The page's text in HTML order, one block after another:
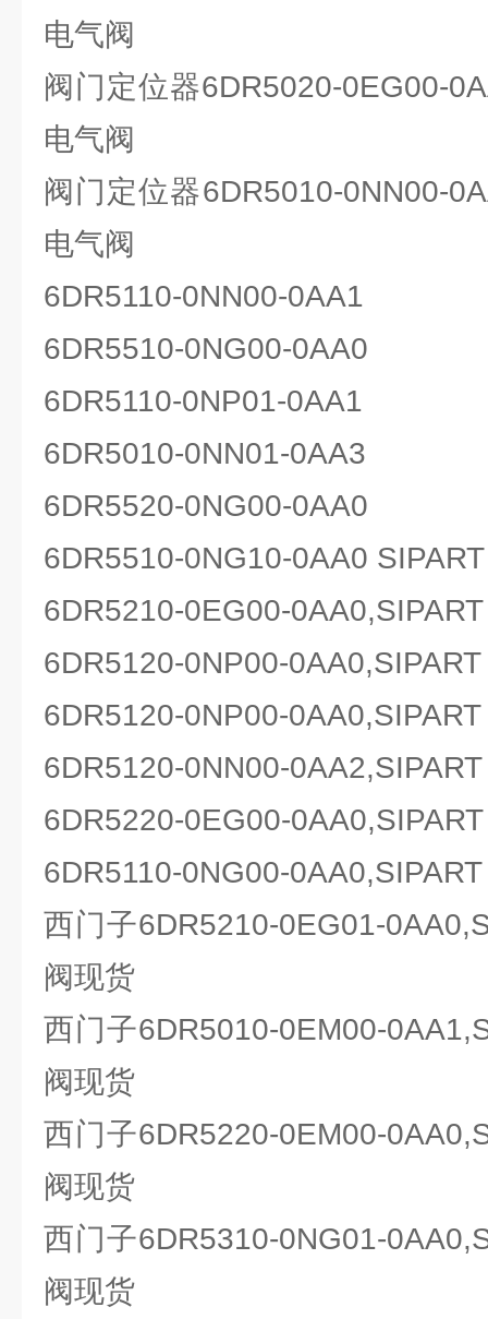
电气阀
阀门定位器6DR5020-0EG00-
电气阀
阀门定位器6DR5010-0NN00-
电气阀
6DR5110-0NN00-0AA1
6DR5510-0NG00-0AA0
6DR5110-0NP01-0AA1
6DR5010-0NN01-0AA3
6DR5520-0NG00-0AA0
6DR5510-0NG10-0AA0
6DR5210-0EG00-
6DR5120-0NP00-
6DR5120-0NP00-
6DR5120-0NN00-
6DR5220-0EG00-
6DR5110-0NG00-
西门子6DR5210-0EG01-
阀现货
西门子6DR5010-0EM00-
阀现货
西门子6DR5220-0EM00-
阀现货
西门子6DR5310-0NG01-
阀现货